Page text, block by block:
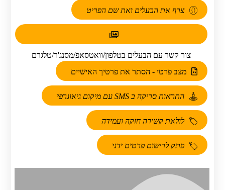
צרף את הבעלים ואת שם הפריט
צור קשר עם הבעלים בטלפון/וואטסאפ/מסנג'ר/טלגרם
מצב פרטי - הסתר את פרטיך האישיים
התראות סריקה ב SMS עם מיקום גיאוגרפי
לולאת קשירה חזקה ועמידה
פתק לרישום פרטים ידני